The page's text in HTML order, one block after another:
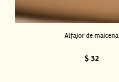
Alfajor de maicena
$ 32